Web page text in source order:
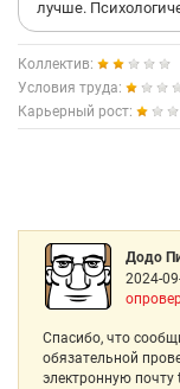
лучше.
Коллектив:
Условия труда:
Карьерный рост:
Додо
2024-
Спасибо, что
обязательной
электронную почту